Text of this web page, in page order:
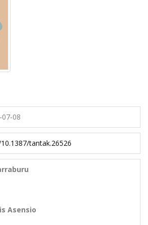
07-08
tantak.26526
Asensio